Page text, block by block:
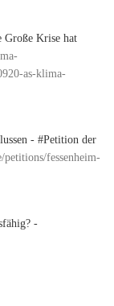
Krise hat
as-klima-
- #Petition der
petitions/fessenheim-
-